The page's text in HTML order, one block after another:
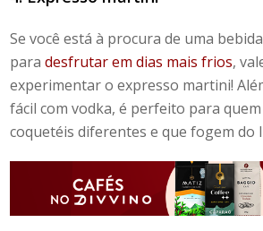
Se você está à procura de uma
paradesfrutar em dias mais frios,
experimentar o expresso martini!
fácil com vodka, é perfeito para
coquetéis diferentes e que fogem do